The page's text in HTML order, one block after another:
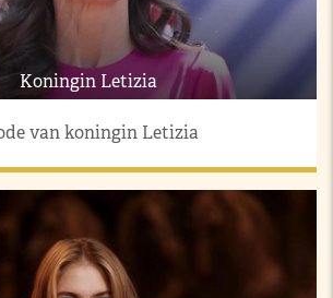
Koningin Letizia
van koningin Letizia